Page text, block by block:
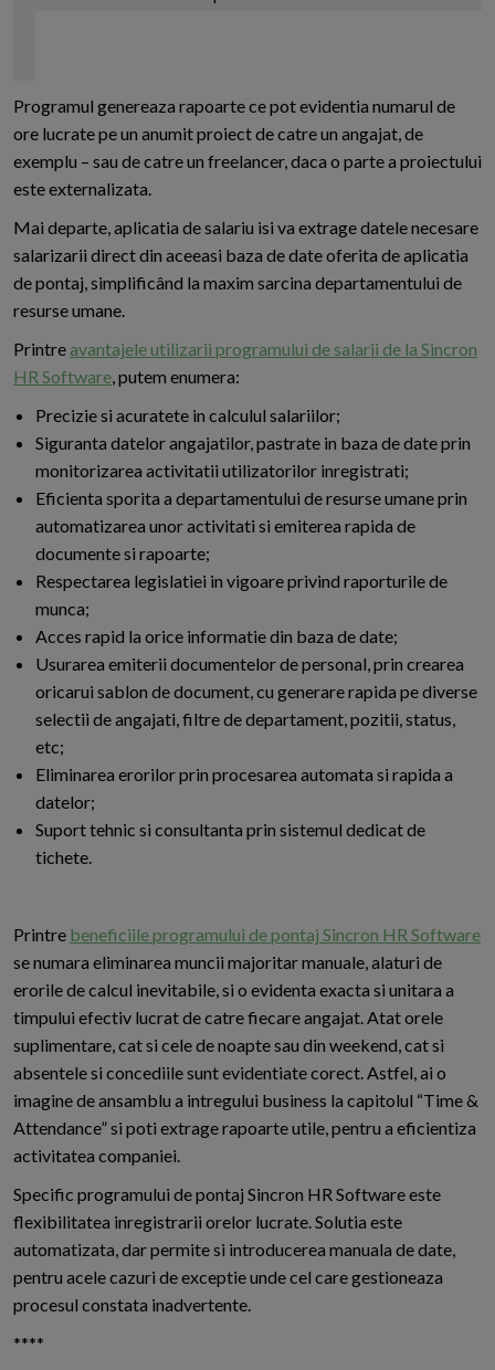
Programul genereaza rapoarte ce pot evidentia numarul de
ore lucrate pe un anumit proiect de catre un angajat, de
exemplu – sau de catre un freelancer, daca o parte a proiectului
este externalizata.
Mai departe, aplicatia de salariu isi va extrage datele necesare
salarizarii direct din aceeasi baza de date oferita de aplicatia
de pontaj, simplificând la maxim sarcina departamentului de
resurse umane.
Printre avantajele utilizarii programului de salarii de la Sincron
HR Software, putem enumera:
Precizie si acuratete in calculul salariilor;
Siguranta datelor angajatilor, pastrate in baza de date prin
monitorizarea activitatii utilizatorilor inregistrati;
Eficienta sporita a departamentului de resurse umane prin
automatizarea unor activitati si emiterea rapida de
documente si rapoarte;
Respectarea legislatiei in vigoare privind raporturile de
munca;
Acces rapid la orice informatie din baza de date;
Usurarea emiterii documentelor de personal, prin crearea
oricarui sablon de document, cu generare rapida pe diverse
selectii de angajati, filtre de departament, pozitii, status,
etc;
Eliminarea erorilor prin procesarea automata si rapida a
datelor;
Suport tehnic si consultanta prin sistemul dedicat de
tichete.
Printre beneficiile programului de pontaj Sincron HR Software
se numara eliminarea muncii majoritar manuale, alaturi de
erorile de calcul inevitabile, si o evidenta exacta si unitara a
timpului efectiv lucrat de catre fiecare angajat. Atat orele
suplimentare, cat si cele de noapte sau din weekend, cat si
absentele si concediile sunt evidentiate corect. Astfel, ai o
imagine de ansamblu a intregului business la capitolul “Time &
Attendance” si poti extrage rapoarte utile, pentru a eficientiza
activitatea companiei.
Specific programului de pontaj Sincron HR Software este
flexibilitatea inregistrarii orelor lucrate. Solutia este
automatizata, dar permite si introducerea manuala de date,
pentru acele cazuri de exceptie unde cel care gestioneaza
procesul constata inadvertente.
****